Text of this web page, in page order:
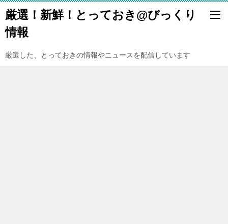
厳選！新鮮！とっておき@びっくり
情報
厳選した、とっておきの情報やニュースを配信しています